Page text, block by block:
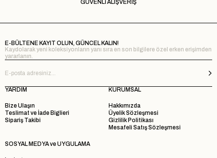
GÜVENLİ ALIŞVERİŞ
E-BÜLTENE KAYIT OLUN, GÜNCEL KALIN!
Kaydolarak yeni koleksiyonların yanı sıra en son bilgilere özel erken erişimden
yararlanın.
YARDIM
Bize Ulaşın
Teslimat ve İade Biglieri
Sipariş Takibi
KURUMSAL
Hakkımızda
Üyelik Sözleşmesi
Gizlilik Politikası
Mesafeli Satış Sözleşmesi
SOSYAL MEDYA ve UYGULAMA